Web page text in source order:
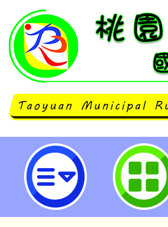
桃園市立瑞坪國民中學